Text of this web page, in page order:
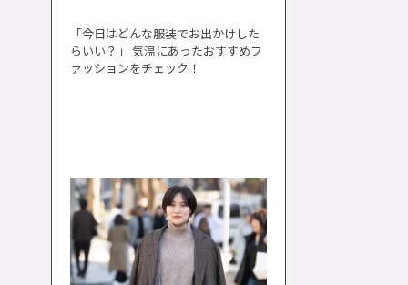
「今日はどんな服装でお出かけした
らいい？」 気温にあったおすすめフ
ァッションをチェック！